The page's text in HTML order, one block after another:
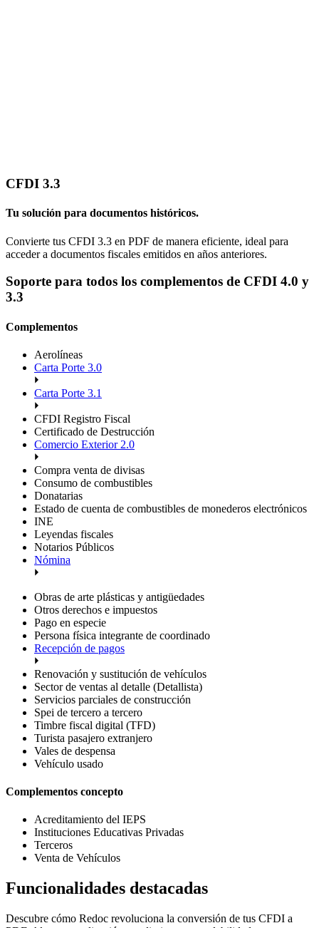
CFDI 3.3
Tu solución para documentos históricos.
Convierte tus CFDI 3.3 en PDF de manera eficiente, ideal para
acceder a documentos fiscales emitidos en años anteriores.
Soporte para todos los complementos de CFDI 4.0 y
3.3
Complementos
Aerolíneas
Carta Porte 3.0
Carta Porte 3.1
CFDI Registro Fiscal
Certificado de Destrucción
Comercio Exterior 2.0
Compra venta de divisas
Consumo de combustibles
Donatarias
Estado de cuenta de combustibles de monederos electrónicos
INE
Leyendas fiscales
Notarios Públicos
Nómina
Obras de arte plásticas y antigüedades
Otros derechos e impuestos
Pago en especie
Persona física integrante de coordinado
Recepción de pagos
Renovación y sustitución de vehículos
Sector de ventas al detalle (Detallista)
Servicios parciales de construcción
Spei de tercero a tercero
Timbre fiscal digital (TFD)
Turista pasajero extranjero
Vales de despensa
Vehículo usado
Complementos concepto
Acreditamiento del IEPS
Instituciones Educativas Privadas
Terceros
Venta de Vehículos
Funcionalidades destacadas
Descubre cómo Redoc revoluciona la conversión de tus CFDI a